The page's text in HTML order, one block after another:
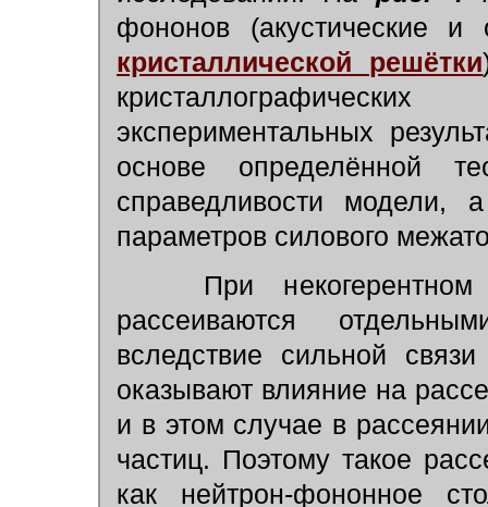
фононов (акустические
кристаллической решётки
экспериментальных
основе определённой
справедливости модели,
параметров силового
При некогерентном
рассеиваются
вследствие сильной
оказывают влияние на
и в этом случае в
частиц. Поэтому такое
как нейтрон-фононное